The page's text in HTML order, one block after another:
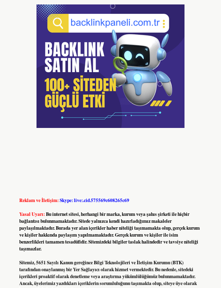
Reklam ve İletişim:Skype: live:.cid.575569c608265c69
Yasal Uyarı:Bu internet sitesi, herhangi bir marka, kurum veya şahıs şirketi ile hiçbir
bağlantısı bulunmamaktadır. Sitede yalnızca kendi hazırladığımız makaleler
paylaşılmaktadır. Burada yer alan içerikler haber niteliği taşımamakta olup, gerçek kurum
ve kişiler hakkında paylaşım yapılmamaktadır. Gerçek kurum ve kişiler ile isim
benzerlikleri tamamen tesadüfidir. Sitemizdeki bilgiler taslak halindedir ve tavsiye niteliği
taşımazlar.
Sitemiz, 5651 Sayılı Kanun gereğince Bilgi Teknolojileri ve İletişim Kurumu (BTK)
tarafından onaylanmış bir Yer Sağlayıcı olarak hizmet vermektedir. Bu nedenle, sitedeki
içerikleri proaktif olarak denetleme veya araştırma yükümlülüğümüz bulunmamaktadır.
Ancak, üyelerimiz yazdıkları içeriklerin sorumluluğunu taşımakta olup, siteye üye olarak